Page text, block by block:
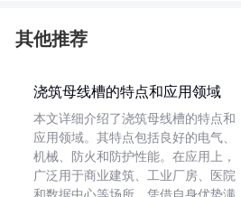
其他推荐
浇筑母线槽的特点和应用领域
本文详细介绍了浇筑母线槽的特点和
应用领域。其特点包括良好的电气、
机械、防火和防护性能。在应用上，
广泛用于商业建筑、工业厂房、医院